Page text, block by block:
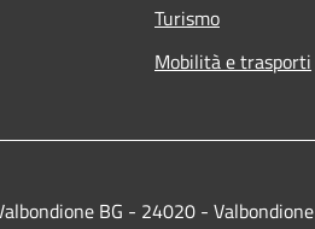
Turismo
Mobilità e trasporti
BG - 24020 - Valbondione